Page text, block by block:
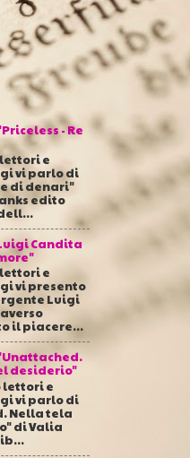
- Re
e
vi parlo di
di denari"
edito
Candita
e
vi presento
Luigi
il piacere...
desiderio"
lettori e
vi parlo di
Nella tela
di Valia